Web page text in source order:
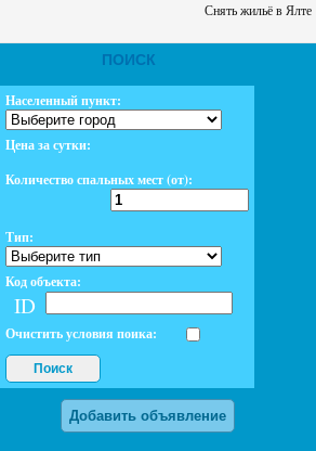
Снять жильё в Ялте
ПОИСК
Населенный пункт:
Цена за сутки:
Количество спальных мест (от):
Тип:
Код объекта:
ID
Очистить условия поика:
Поиск
Добавить объявление